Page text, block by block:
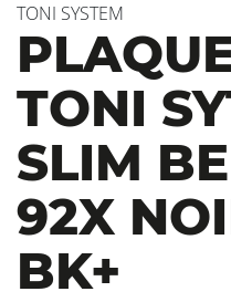
TONI SYSTEM
TONI
SLIM
92X
BK+